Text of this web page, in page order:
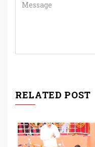
RELATED POST